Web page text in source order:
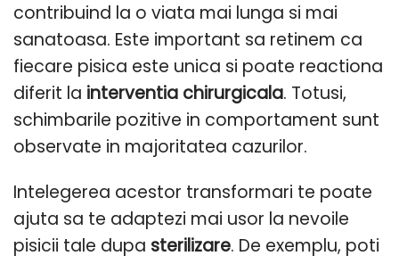
contribuind la o viata mai lunga si mai
sanatoasa. Este important sa retinem ca
fiecare pisica este unica si poate reactiona
diferit la interventia chirurgicala. Totusi,
schimbarile pozitive in comportament sunt
observate in majoritatea cazurilor.
Intelegerea acestor transformari te poate
ajuta sa te adaptezi mai usor la nevoile
pisicii tale dupa sterilizare. De exemplu, poti